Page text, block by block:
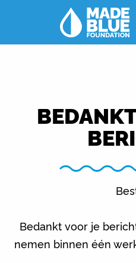
Bedankt voor je
nemen binnen één